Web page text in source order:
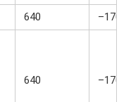
640
–170
640 –170